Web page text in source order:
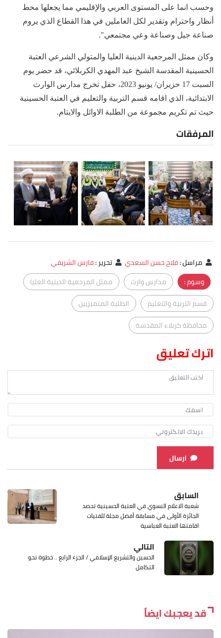
وحسب انما على المستوى العربي والإقليمي مما يجعلها محط
أنظار واحترام وتقدير لكل العاملين في هذا القطاع الذي يروم
صناعة جيل وصناعة وعي مجتمعي".
وكان ممثل المرجعية الدينية العليا والمتولي الشرعي العتبة
الحسينية المقدسة الشيخ عبد المهدي الكربلائي، قد حضر يوم
السبت 17 حزيران/ يونيو 2023، حفل تخرج مدارس الوارث
الابتدائية، الذي اقامه قسم التربية والتعليم في العتبة الحسينية
حيث تم تكريم مجموعة من الطلبة الاوائل والايتام.
المرفقات
مراسل:فلاح حسن السعدي تحرير:فارس الشريفي
وسوم :
مدارس وارث
ممثل المرجعية الدينية العليا
قسم التربية والتعليم
الطلبة المتميزيين
محافظة كربلاء المقدسة
اترك تعليق
ارسال
السابق
شعبة الاعلام النسوي في العتبة الحسينية تحصد
الجائزة الأولى في مسابقة أفضل مجلة للفتيات
اقامتها العتبة العباسية
التالي
الحسين والتشريع الإسلامي / الجزء الرابع .. خطوة نحو
التكامل
قد يعجبك ايضاً